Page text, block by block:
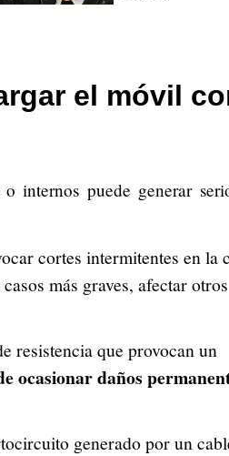
el móvil
internos puede generar
cortes intermitentes en la
más graves, afectar otros
resistencia que provocan un
ocasionar daños
generado por un